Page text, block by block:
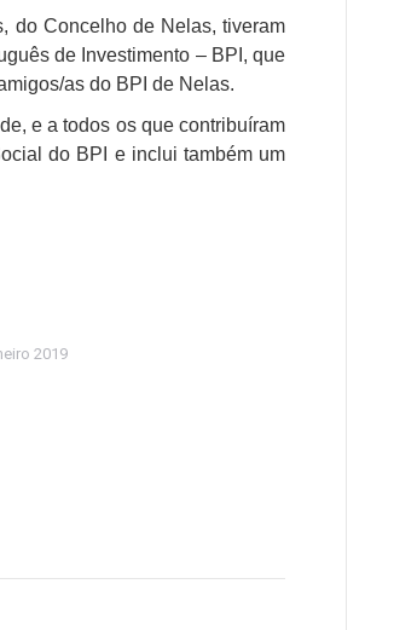
do Concelho de Nelas, tiveram
de Investimento – BPI, que
as do BPI de Nelas.
e a todos os que contribuíram
do BPI e inclui também um
2019